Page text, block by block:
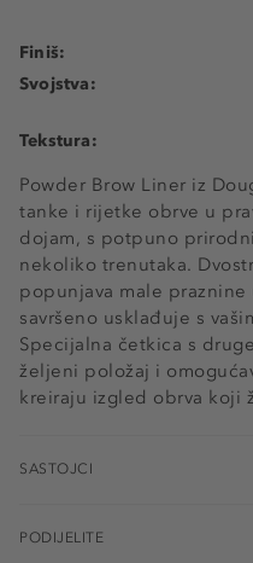
Powder Brow Liner iz
tanke i rijetke obrve u
dojam, s potpuno
nekoliko trenutaka.
popunjava male praznine
savršeno usklađuje s
Specijalna četkica s
željeni položaj i
kreiraju izgled obrva koji
Finiš:
Svojstva:
Tekstura:
SASTOJCI
PODIJELITE